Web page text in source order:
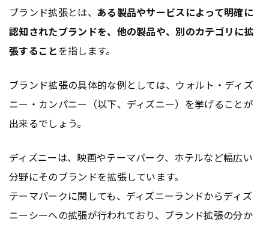
ブランド拡張とは、 ある製品やサービスによって明確に
認知されたブランドを、他の製品や、別のカテゴリに拡
張することを指します。
ブランド拡張の具体的な例としては、ウォルト・ディズ
ニー・カンパニー（以下、ディズニー）を挙げることが
出来るでしょう。
ディズニーは、映画やテーマパーク、ホテルなど幅広い
分野にそのブランドを拡張しています。
テーマパークに関しても、ディズニーランドからディズ
ニーシーへの拡張が行われており、ブランド拡張の分か